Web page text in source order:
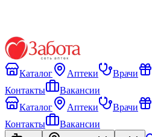
Каталог Аптеки Врачи
Контакты
Вакансии
Каталог
Аптеки Врачи
Контакты
Вакансии